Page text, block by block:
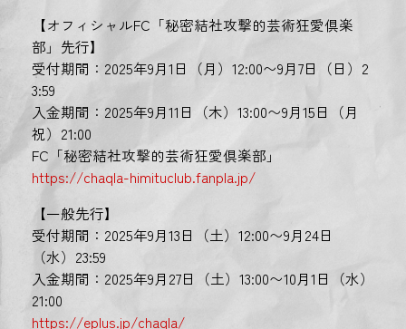
【オフィシャルFC「秘密結社攻撃的芸術狂愛倶楽
部」先行】
受付期間：2025年9月1日（月）12:00〜9月7日（日）2
3:59
入金期間：2025年9月11日（木）13:00〜9月15日（月
祝）21:00
FC「秘密結社攻撃的芸術狂愛倶楽部」
https://chaqla-himituclub.fanpla.jp/
【一般先行】
受付期間：2025年9月13日（土）12:00〜9月24日
（水）23:59
入金期間：2025年9月27日（土）13:00〜10月1日（水）
21:00
https://eplus.jp/chaqla/